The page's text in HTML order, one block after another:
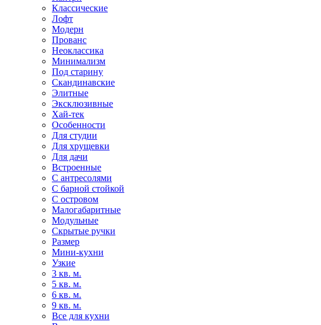
Классические
Лофт
Модерн
Прованс
Неоклассика
Минимализм
Под старину
Скандинавские
Элитные
Эксклюзивные
Хай-тек
Особенности
Для студии
Для хрущевки
Для дачи
Встроенные
С антресолями
С барной стойкой
С островом
Малогабаритные
Модульные
Скрытые ручки
Размер
Мини-кухни
Узкие
3 кв. м.
5 кв. м.
6 кв. м.
9 кв. м.
Все для кухни